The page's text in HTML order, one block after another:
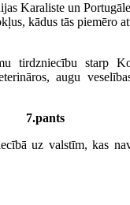
Karaliste un
kādus tās piemēro
tirdzniecību starp
augu
7.pants
uz valstīm, kas